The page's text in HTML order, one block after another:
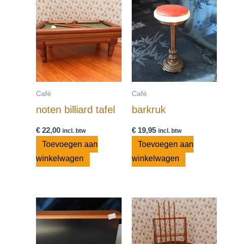
Café
noten billiard tafel
€ 22,00 incl. btw
Toevoegen aan
winkelwagen
Café
barkruk
€19,95 incl. btw
Toevoegen aan
winkelwagen